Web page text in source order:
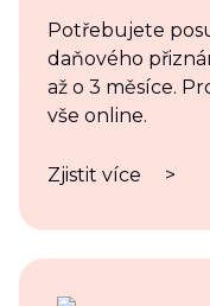
Potřebujete
daňového
až o 3 měsíce.
vše online.
Zjistit více >